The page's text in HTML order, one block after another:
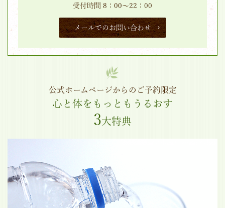
受付時間 8：00～22：00
メールでのお問い合わせ
公式ホームページからのご予約限定
心と体をもっともうるおす
3大特典